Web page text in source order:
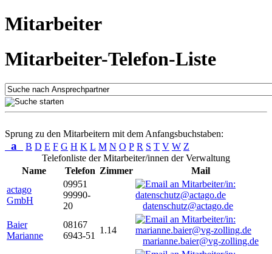
Mitarbeiter
Mitarbeiter-Telefon-Liste
Sprung zu den Mitarbeitern mit dem Anfangsbuchstaben:
a B D E F G H K L M N O P R S T V W Z
Telefonliste der Mitarbeiter/innen der Verwaltung
Name
Telefon Zimmer
Mail
actago
GmbH
09951
99990-
20
datenschutz@actago.de
Baier
Marianne
08167
6943-51
1.14
marianne.baier@vg-zolling.de